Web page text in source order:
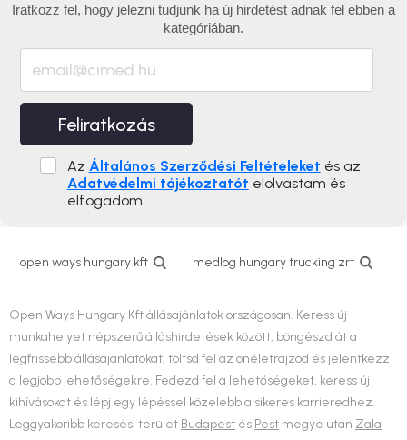
Iratkozz fel, hogy jelezni tudjunk ha új hirdetést adnak fel ebben a
kategóriában.
Feliratkozás
Az Általános Szerződési Feltételeket és az
Adatvédelmi tájékoztatót elolvastam és
elfogadom.
open ways hungary kft medlog hungary trucking zrt
Open Ways Hungary Kft állásajánlatok országosan. Keress új
munkahelyet népszerű álláshirdetések között, böngészd át a
legfrissebb állásajánlatokat, töltsd fel az önéletrajzod és jelentkezz
a legjobb lehetőségekre. Fedezd fel a lehetőségeket, keress új
kihívásokat és lépj egy lépéssel közelebb a sikeres karrieredhez.
Leggyakoribb keresési terület Budapest és Pest megye után Zala